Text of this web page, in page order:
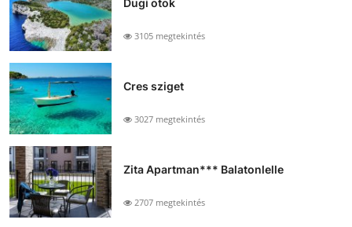
Dugi otok
3105 megtekintés
Cres sziget
3027 megtekintés
Zita Apartman*** Balatonlelle
2707 megtekintés